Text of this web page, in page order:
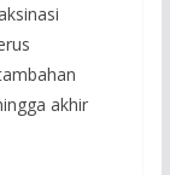
akhir